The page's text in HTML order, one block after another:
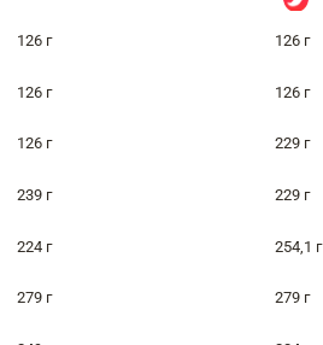
126 г 126 г
126 г 126 г
126 г 229 г
239 г 229 г
224 г 254,1 г
279 г 279 г